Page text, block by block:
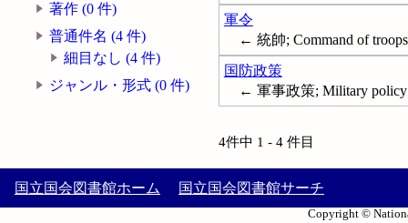
著作 (0 件)
普通件名 (4 件)
細目なし (4 件)
ジャンル・形式 (0 件)
軍令
← 統帥; Command of troops
国防政策
← 軍事政策; Military policy
4件中 1 - 4 件目
国立国会図書館ホーム 国立国会図書館サーチ
Copyright ©